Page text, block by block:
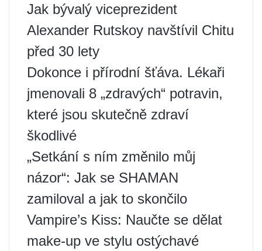
Jak bývalý viceprezident
Alexander Rutskoy navštívil Chitu
před 30 lety
Dokonce i přírodní šťáva. Lékaři
jmenovali 8 „zdravých“ potravin,
které jsou skutečně zdraví
škodlivé
„Setkání s ním změnilo můj
názor“: Jak se SHAMAN
zamiloval a jak to skončilo
Vampire’s Kiss: Naučte se dělat
make-up ve stylu ostýchavé